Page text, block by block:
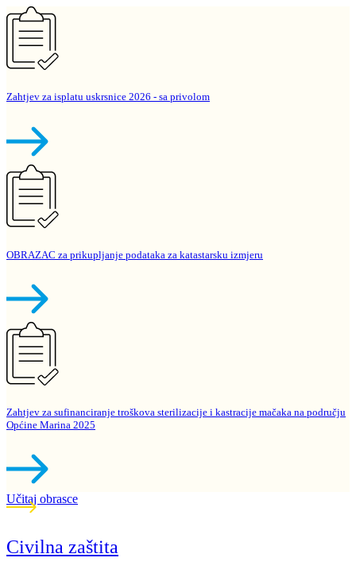
Zahtjev za isplatu uskrsnice 2026 - sa privolom
OBRAZAC za prikupljanje podataka za katastarsku izmjeru
Zahtjev za sufinanciranje troškova sterilizacije i kastracije mačaka na području
Općine Marina 2025
Učitaj obrasce
Civilna zaštita